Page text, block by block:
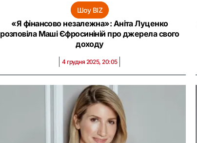
Шоу BIZ
«Я фінансово незалежна»: Аніта Луценко
розповіла Маші Єфросиніній про джерела свого
доходу
4 грудня 2025, 20:05